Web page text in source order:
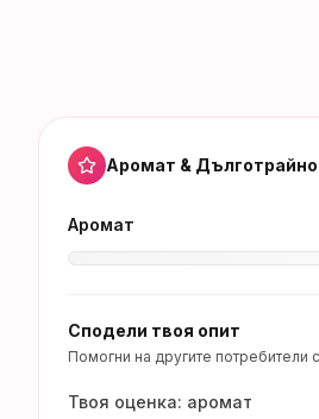
Аромат &
Аромат
Сподели твоя опит
Помогни на другите потребители
Твоя оценка: аромат